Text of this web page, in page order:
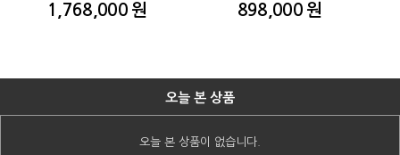
1,768,000 원 898,000 원
오늘 본 상품
오늘 본 상품이 없습니다.